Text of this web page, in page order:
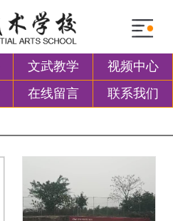
文武教学
视频中心
在线留言 联系我们